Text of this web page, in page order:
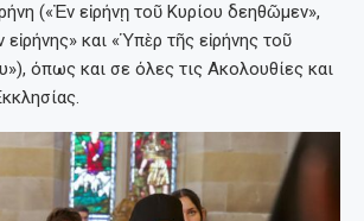
(«Ἐν εἰρήνῃ τοῦ Κυρίου δεηθῶμεν»,
και «Ὑπὲρ τῆς εἰρήνης τοῦ
όπως και σε όλες τις Ακολουθίες και